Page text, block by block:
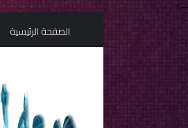
-->
الصفحة الرئيسية